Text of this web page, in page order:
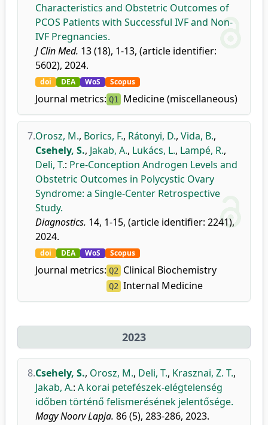
Characteristics and Obstetric Outcomes of
PCOS Patients with Successful IVF and Non-
IVF Pregnancies.
J Clin Med. 13 (18), 1-13, (article identifier:
5602), 2024.
doi DEA WoS Scopus
Journal metrics: Q1 Medicine (miscellaneous)
7.Orosz, M., Borics, F., Rátonyi, D., Vida, B.,
Csehely, S., Jakab, A., Lukács, L., Lampé, R.,
Deli, T.: Pre-Conception Androgen Levels and
Obstetric Outcomes in Polycystic Ovary
Syndrome: a Single-Center Retrospective
Study.
Diagnostics. 14, 1-15, (article identifier: 2241),
2024.
doi DEA WoS Scopus
Journal metrics: Q2 Clinical Biochemistry
Q2 Internal Medicine
2023
8.Csehely, S., Orosz, M., Deli, T., Krasznai, Z. T.,
Jakab, A.: A korai petefészek-elégtelenség
időben történő felismerésének jelentősége.
Magy Noorv Lapja. 86 (5), 283-286, 2023.